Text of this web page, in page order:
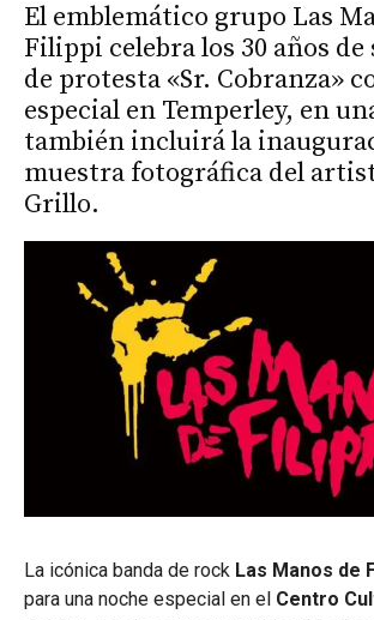
El emblemático grupo Las
Filippi celebra los 30 años
de protesta «Sr. Cobranza»
especial en Temperley, en
también incluirá la
muestra fotográfica del
Grillo.
La icónica banda de rock Las Manos de
para una noche especial en el Centro